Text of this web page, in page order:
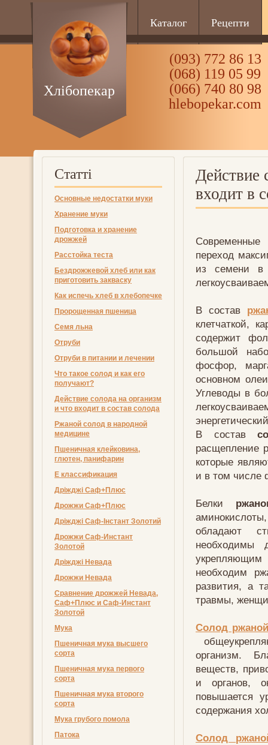
Каталог Рецепти
(093) 772 86 13
(068) 119 05 99
(066) 740 80 98
hlebopekar.com
Хлібопекар
Статті
Основные недостатки муки
Хранение муки
Подготовка и хранение
дрожжей
Расстойка теста
Бездрожжевой хлеб или как
приготовить закваску
Как испечь хлеб в хлебопечке
Пророщенная пшеница
Семя льна
Отруби
Отруби в питании и лечении
Что такое солод и как его
получают?
Действие солода на организм
и что входит в состав солода
Ржаной солод в народной
медицине
Пшеничная клейковина,
глютен, панифарин
Е классификация
Дріжджі Саф+Плюс
Дрожжи Саф+Плюс
Дріжджі Саф-Інстант Золотий
Дрожжи Саф-Инстант
Золотой
Дріжджі Невада
Дрожжи Невада
Сравнение дрожжей Невада,
Саф+Плюс и Саф-Инстант
Золотой
Мука
Пшеничная мука высшего
сорта
Пшеничная мука первого
сорта
Пшеничная мука второго
сорта
Мука грубого помола
Патока
Действие
входит в
переход
из семени
В состав
клетчаткой,
содержит
большой
фосфор,
основном
Углеводы в
В состав
расщепление
которые
и в том числе
Белки
обладают
необходимы
необходим
развития, а
травмы,
Солод ржаной
организм.
веществ,
и органов,
повышается
содержания
Солод